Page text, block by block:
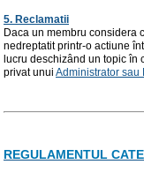
5. Reclamatii
Daca un membru considera
nedreptatit printr-o actiune
lucru deschizând un topic în
privat unui Administrator sau
REGULAMENTUL